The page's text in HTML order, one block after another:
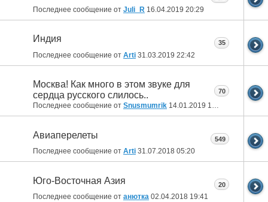
Последнее сообщение от Juli_R 16.04.2019 20:29
Индия
Последнее сообщение от Arti 31.03.2019 22:42
35
Москва! Как много в этом звуке для
сердца русского слилось..
Последнее сообщение от Snusmumrik 14.01.2019 18:45
70
Авиаперелеты
Последнее сообщение от Arti 31.07.2018 05:20
549
Юго-Восточная Азия
Последнее сообщение от анютка 02.04.2018 19:41
20